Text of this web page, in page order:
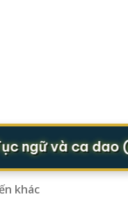
và ca dao
khác